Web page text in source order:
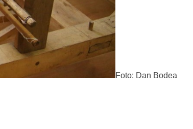
Foto: Dan Bodea